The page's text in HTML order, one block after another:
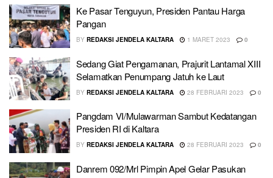
Ke Pasar Tenguyun, Presiden Pantau Harga
Pangan
BY REDAKSI JENDELA KALTARA 1 MARET 2023 0
Sedang Giat Pengamanan, Prajurit Lantamal XIII
Selamatkan Penumpang Jatuh ke Laut
BY REDAKSI JENDELA KALTARA 28 FEBRUARI 2023 0
Pangdam VI/Mulawarman Sambut Kedatangan
Presiden RI di Kaltara
BY REDAKSI JENDELA KALTARA 28 FEBRUARI 2023 0
Danrem 092/Mrl Pimpin Apel Gelar Pasukan